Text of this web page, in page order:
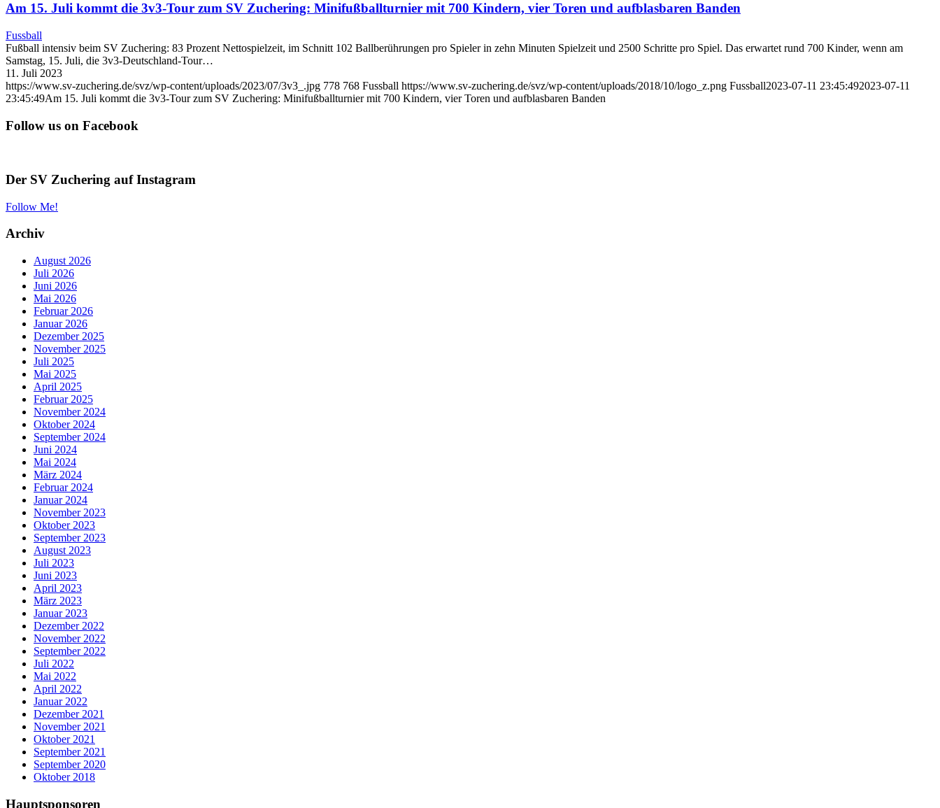
Am 15. Juli kommt die 3v3-Tour zum SV Zuchering: Minifußballturnier mit 700 Kindern, vier Toren und aufblasbaren Banden
Fussball
Fußball intensiv beim SV Zuchering: 83 Prozent Nettospielzeit, im Schnitt 102 Ballberührungen pro Spieler in zehn Minuten Spielzeit und 2500 Schritte pro Spiel. Das erwartet rund 700 Kinder, wenn am
Samstag, 15. Juli, die 3v3-Deutschland-Tour…
11. Juli 2023
https://www.sv-zuchering.de/svz/wp-content/uploads/2023/07/3v3_.jpg 778 768 Fussball https://www.sv-zuchering.de/svz/wp-content/uploads/2018/10/logo_z.png Fussball2023-07-11 23:45:492023-07-11
23:45:49Am 15. Juli kommt die 3v3-Tour zum SV Zuchering: Minifußballturnier mit 700 Kindern, vier Toren und aufblasbaren Banden
Follow us on Facebook
Der SV Zuchering auf Instagram
Follow Me!
Archiv
August 2026
Juli 2026
Juni 2026
Mai 2026
Februar 2026
Januar 2026
Dezember 2025
November 2025
Juli 2025
Mai 2025
April 2025
Februar 2025
November 2024
Oktober 2024
September 2024
Juni 2024
Mai 2024
März 2024
Februar 2024
Januar 2024
November 2023
Oktober 2023
September 2023
August 2023
Juli 2023
Juni 2023
April 2023
März 2023
Januar 2023
Dezember 2022
November 2022
September 2022
Juli 2022
Mai 2022
April 2022
Januar 2022
Dezember 2021
November 2021
Oktober 2021
September 2021
September 2020
Oktober 2018
Hauptsponsoren